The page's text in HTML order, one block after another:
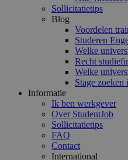
Sollicitatietips
Blog
Voordelen
Studeren
Welke
Recht
Welke
Stage zoeken
Informatie
Ik ben werkgever
Over StudentJob
Sollicitatietips
FAQ
Contact
International